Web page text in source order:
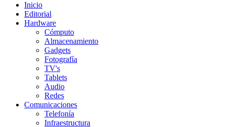
Inicio
Editorial
Hardware
Cómputo
Almacenamiento
Gadgets
Fotografía
TV's
Tablets
Audio
Redes
Comunicaciones
Telefonía
Infraestructura